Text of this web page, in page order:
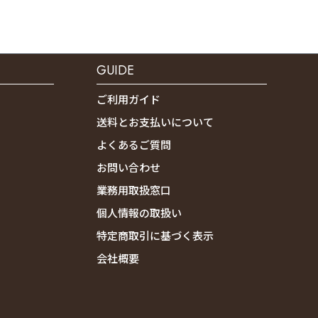
GUIDE
ご利用ガイド
送料とお支払いについて
よくあるご質問
お問い合わせ
業務用取扱窓口
個人情報の取扱い
特定商取引に基づく表示
会社概要